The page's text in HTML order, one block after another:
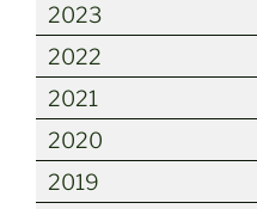
2023
2022
2021
2020
2019